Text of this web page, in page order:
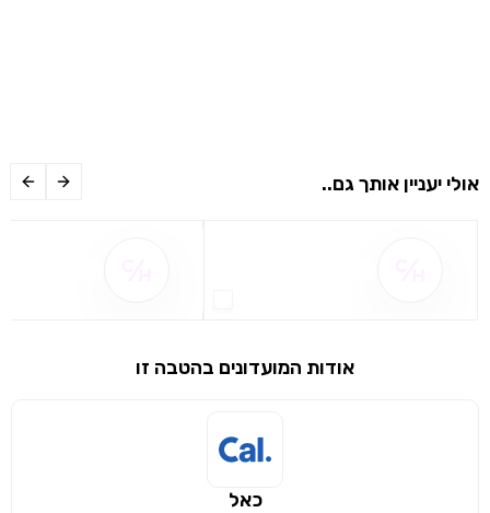
שימו לב!
אולי יעניין אותך גם..
אודות המועדונים בהטבה זו
כאל